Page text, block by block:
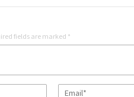
fields are marked *